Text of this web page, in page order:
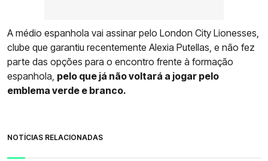
A médio espanhola vai assinar pelo London City Lionesses,
clube que garantiu recentemente Alexia Putellas, e não fez
parte das opções para o encontro frente à formação
espanhola, pelo que já não voltará a jogar pelo
emblema verde e branco.
NOTÍCIAS RELACIONADAS